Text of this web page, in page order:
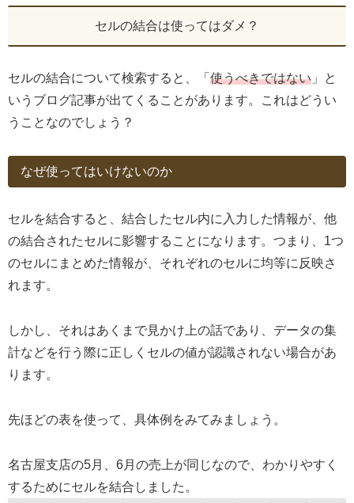
セルの結合は使ってはダメ？
セルの結合について検索すると、「 使うべきではない 」と
いうブログ記事が出てくることがあります。これはどうい
うことなのでしょう？
なぜ使ってはいけないのか
セルを結合すると、結合したセル内に入力した情報が、他
の結合されたセルに影響することになります。つまり、1つ
のセルにまとめた情報が、それぞれのセルに均等に反映さ
れます。
しかし、それはあくまで見かけ上の話であり、データの集
計などを行う際に正しくセルの値が認識されない場合があ
ります。
先ほどの表を使って、具体例をみてみましょう。
名古屋支店の5月、6月の売上が同じなので、わかりやすく
するためにセルを結合しました。